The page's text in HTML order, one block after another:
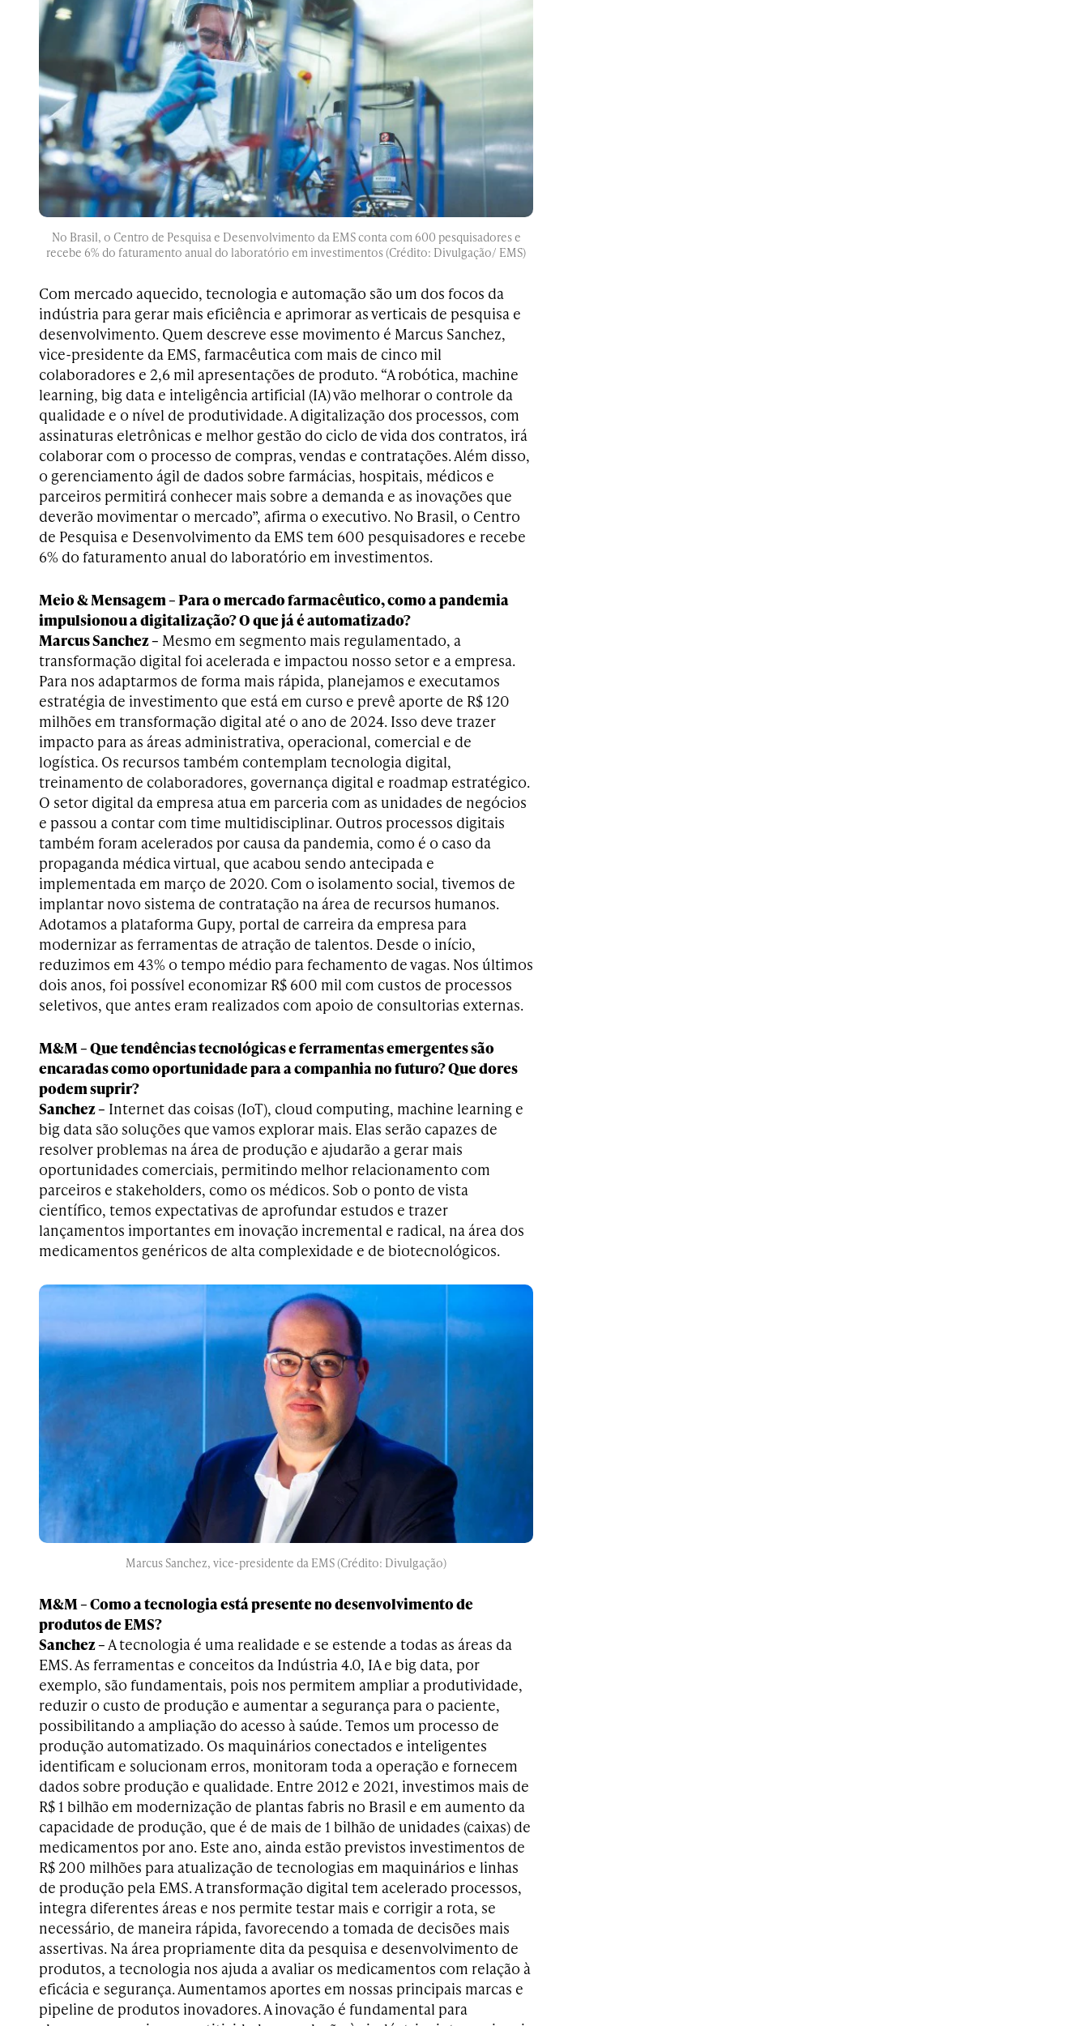
No Brasil, o Centro de Pesquisa e Desenvolvimento da EMS conta com 600 pesquisadores e
recebe 6% do faturamento anual do laboratório em investimentos (Crédito: Divulgação/ EMS)
Com mercado aquecido, tecnologia e automação são um dos focos da
indústria para gerar mais eficiência e aprimorar as verticais de pesquisa e
desenvolvimento. Quem descreve esse movimento é Marcus Sanchez,
vice-presidente da EMS, farmacêutica com mais de cinco mil
colaboradores e 2,6 mil apresentações de produto. “A robótica, machine
learning, big data e inteligência artificial (IA) vão melhorar o controle da
qualidade e o nível de produtividade. A digitalização dos processos, com
assinaturas eletrônicas e melhor gestão do ciclo de vida dos contratos, irá
colaborar com o processo de compras, vendas e contratações. Além disso,
o gerenciamento ágil de dados sobre farmácias, hospitais, médicos e
parceiros permitirá conhecer mais sobre a demanda e as inovações que
deverão movimentar o mercado”, afirma o executivo. No Brasil, o Centro
de Pesquisa e Desenvolvimento da EMS tem 600 pesquisadores e recebe
6% do faturamento anual do laboratório em investimentos.
Meio & Mensagem – Para o mercado farmacêutico, como a pandemia
impulsionou a digitalização? O que já é automatizado?
Marcus Sanchez – Mesmo em segmento mais regulamentado, a
transformação digital foi acelerada e impactou nosso setor e a empresa.
Para nos adaptarmos de forma mais rápida, planejamos e executamos
estratégia de investimento que está em curso e prevê aporte de R$ 120
milhões em transformação digital até o ano de 2024. Isso deve trazer
impacto para as áreas administrativa, operacional, comercial e de
logística. Os recursos também contemplam tecnologia digital,
treinamento de colaboradores, governança digital e roadmap estratégico.
O setor digital da empresa atua em parceria com as unidades de negócios
e passou a contar com time multidisciplinar. Outros processos digitais
também foram acelerados por causa da pandemia, como é o caso da
propaganda médica virtual, que acabou sendo antecipada e
implementada em março de 2020. Com o isolamento social, tivemos de
implantar novo sistema de contratação na área de recursos humanos.
Adotamos a plataforma Gupy, portal de carreira da empresa para
modernizar as ferramentas de atração de talentos. Desde o início,
reduzimos em 43% o tempo médio para fechamento de vagas. Nos últimos
dois anos, foi possível economizar R$ 600 mil com custos de processos
seletivos, que antes eram realizados com apoio de consultorias externas.
M&M – Que tendências tecnológicas e ferramentas emergentes são
encaradas como oportunidade para a companhia no futuro? Que dores
podem suprir?
Sanchez – Internet das coisas (IoT), cloud computing, machine learning e
big data são soluções que vamos explorar mais. Elas serão capazes de
resolver problemas na área de produção e ajudarão a gerar mais
oportunidades comerciais, permitindo melhor relacionamento com
parceiros e stakeholders, como os médicos. Sob o ponto de vista
científico, temos expectativas de aprofundar estudos e trazer
lançamentos importantes em inovação incremental e radical, na área dos
medicamentos genéricos de alta complexidade e de biotecnológicos.
Marcus Sanchez, vice-presidente da EMS (Crédito: Divulgação)
M&M – Como a tecnologia está presente no desenvolvimento de
produtos de EMS?
Sanchez – A tecnologia é uma realidade e se estende a todas as áreas da
EMS. As ferramentas e conceitos da Indústria 4.0, IA e big data, por
exemplo, são fundamentais, pois nos permitem ampliar a produtividade,
reduzir o custo de produção e aumentar a segurança para o paciente,
possibilitando a ampliação do acesso à saúde. Temos um processo de
produção automatizado. Os maquinários conectados e inteligentes
identificam e solucionam erros, monitoram toda a operação e fornecem
dados sobre produção e qualidade. Entre 2012 e 2021, investimos mais de
R$ 1 bilhão em modernização de plantas fabris no Brasil e em aumento da
capacidade de produção, que é de mais de 1 bilhão de unidades (caixas) de
medicamentos por ano. Este ano, ainda estão previstos investimentos de
R$ 200 milhões para atualização de tecnologias em maquinários e linhas
de produção pela EMS. A transformação digital tem acelerado processos,
integra diferentes áreas e nos permite testar mais e corrigir a rota, se
necessário, de maneira rápida, favorecendo a tomada de decisões mais
assertivas. Na área propriamente dita da pesquisa e desenvolvimento de
produtos, a tecnologia nos ajuda a avaliar os medicamentos com relação à
eficácia e segurança. Aumentamos aportes em nossas principais marcas e
pipeline de produtos inovadores. A inovação é fundamental para